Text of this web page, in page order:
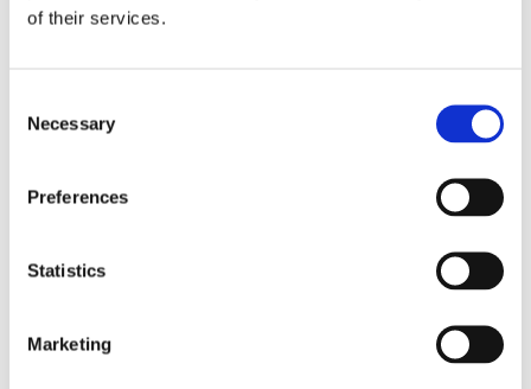
of their services.
Selection
Necessary
Preferences
Statistics
Marketing
Рульова рейка з ЕПК (40)
Рульова рейка без ГПК (4)